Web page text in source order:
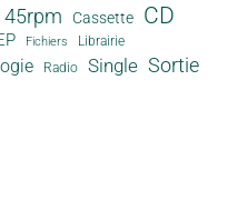
45rpm Cassette CD
Fichiers Librairie
Radio Single Sortie